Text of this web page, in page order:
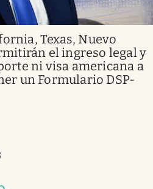
Texas, Nuevo
el ingreso legal y
ni visa americana a
un Formulario DSP-